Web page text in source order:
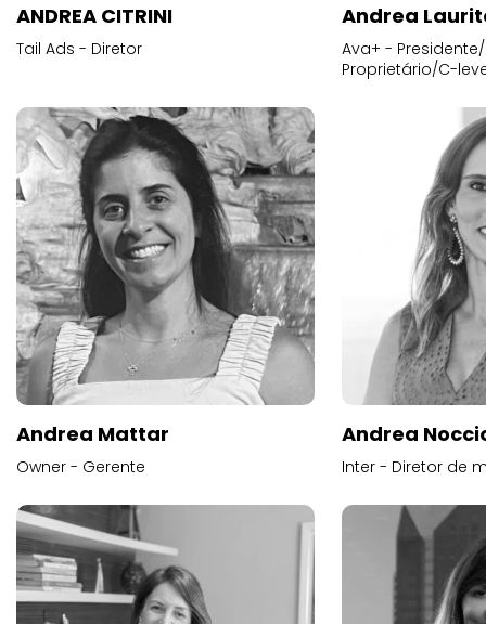
ANDREA CITRINI
Tail Ads - Diretor
Andrea
Ava+ -
Proprietário/C-
Andrea Mattar
Owner - Gerente
Andrea
Inter - Diretor de